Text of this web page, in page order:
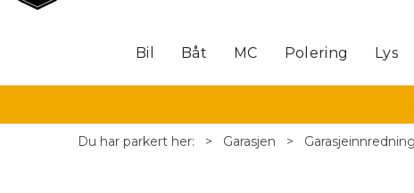
Bil Båt MC Polering Lys
Du har parkert her: > Garasjen > Garasjeinnredning